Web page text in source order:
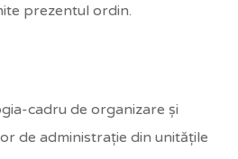
prezentul ordin.
cadru de organizare şi
de administraţie din unităţile